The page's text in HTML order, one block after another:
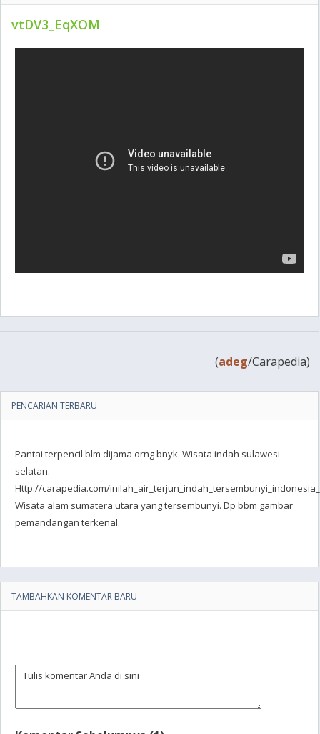
vtDV3_EqXOM
(adeg/Carapedia)
PENCARIAN TERBARU
Pantai terpencil blm dijama orng bnyk. Wisata indah sulawesi
selatan.
Http://carapedia.com/
Wisata alam sumatera utara yang tersembunyi. Dp bbm gambar
pemandangan terkenal.
TAMBAHKAN KOMENTAR BARU